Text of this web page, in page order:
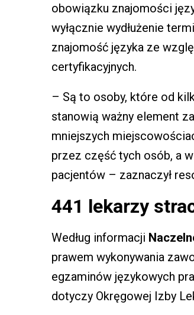
obowiązku znajomości
wyłącznie wydłużenie
znajomość języka ze
certyfikacyjnych.
– Są to osoby, które od
stanowią ważny element
mniejszych
przez część tych osób, a
pacjentów – zaznaczył
441 lekarzy
Według informacji
prawem wykonywania
egzaminów językowych
dotyczy Okręgowej Izby